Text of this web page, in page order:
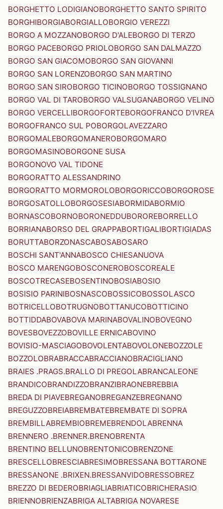
BORGHETTO LODIGIANOBORGHETTO SANTO SPIRITO
BORGHIBORGIABORGIALLOBORGIO VEREZZI
BORGO A MOZZANOBORGO D'ALEBORGO DI TERZO
BORGO PACEBORGO PRIOLOBORGO SAN DALMAZZO
BORGO SAN GIACOMOBORGO SAN GIOVANNI
BORGO SAN LORENZOBORGO SAN MARTINO
BORGO SAN SIROBORGO TICINOBORGO TOSSIGNANO
BORGO VAL DI TAROBORGO VALSUGANABORGO VELINO
BORGO VERCELLIBORGOFORTEBORGOFRANCO D'IVREA
BORGOFRANCO SUL POBORGOLAVEZZARO
BORGOMALEBORGOMANEROBORGOMARO
BORGOMASINOBORGONE SUSA
BORGONOVO VAL TIDONE
BORGORATTO ALESSANDRINO
BORGORATTO MORMOROLOBORGORICCOBORGOROSE
BORGOSATOLLOBORGOSESIABORMIDABORMIO
BORNASCOBORNOBORONEDDUBOROREBORRELLO
BORRIANABORSO DEL GRAPPABORTIGALIBORTIGIADAS
BORUTTABORZONASCABOSABOSARO
BOSCHI SANT'ANNABOSCO CHIESANUOVA
BOSCO MARENGOBOSCONEROBOSCOREALE
BOSCOTRECASEBOSENTINOBOSIABOSIO
BOSISIO PARINIBOSNASCOBOSSICOBOSSOLASCO
BOTRICELLOBOTRUGNOBOTTANUCOBOTTICINO
BOTTIDDABOVABOVA MARINABOVALINOBOVEGNO
BOVESBOVEZZOBOVILLE ERNICABOVINO
BOVISIO-MASCIAGOBOVOLENTABOVOLONEBOZZOLE
BOZZOLOBRABRACCABRACCIANOBRACIGLIANO
BRAIES .PRAGS.BRALLO DI PREGOLABRANCALEONE
BRANDICOBRANDIZZOBRANZIBRAONEBREBBIA
BREDA DI PIAVEBREGANOBREGANZEBREGNANO
BREGUZZOBREIABREMBATEBREMBATE DI SOPRA
BREMBILLABREMBIOBREMEBRENDOLABRENNA
BRENNERO .BRENNER.BRENOBRENTA
BRENTINO BELLUNOBRENTONICOBRENZONE
BRESCELLOBRESCIABRESIMOBRESSANA BOTTARONE
BRESSANONE .BRIXEN.BRESSANVIDOBRESSOBREZ
BREZZO DI BEDEROBRIAGLIABRIATICOBRICHERASIO
BRIENNOBRIENZABRIGA ALTABRIGA NOVARESE